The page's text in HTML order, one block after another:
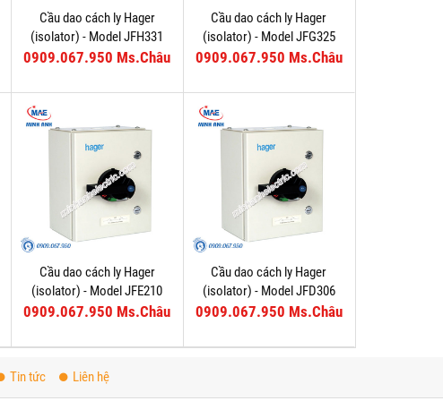
Cầu dao cách ly Hager
(isolator) - Model JFH331
0909.067.950 Ms.Châu
Cầu dao cách ly Hager
(isolator) - Model JFG325
0909.067.950 Ms.Châu
Cầu dao cách ly Hager
(isolator) - Model JFE210
0909.067.950 Ms.Châu
Cầu dao cách ly Hager
(isolator) - Model JFD306
0909.067.950 Ms.Châu
Tin tức Liên hệ